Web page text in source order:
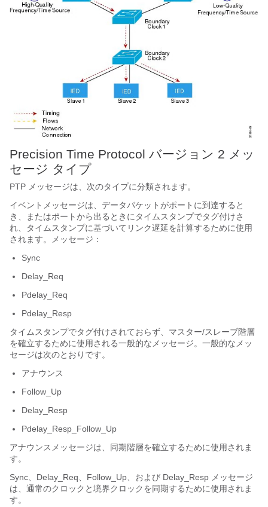
Precision Time Protocol バージョン 2 メッ
セージ タイプ
PTP メッセージは、次のタイプに分類されます。
イベントメッセージは、データパケットがポートに到達すると
き、またはポートから出るときにタイムスタンプでタグ付けさ
れ、タイムスタンプに基づいてリンク遅延を計算するために使用
されます。メッセージ：
Sync
Delay_Req
Pdelay_Req
Pdelay_Resp
タイムスタンプでタグ付けされておらず、マスター/スレーブ階層
を確立するために使用される一般的なメッセージ。一般的なメッ
セージは次のとおりです。
アナウンス
Follow_Up
Delay_Resp
Pdelay_Resp_Follow_Up
アナウンスメッセージは、同期階層を確立するために使用されま
す。
Sync、Delay_Req、Follow_Up、および Delay_Resp メッセージ
は、通常のクロックと境界クロックを同期するために使用されま
す。